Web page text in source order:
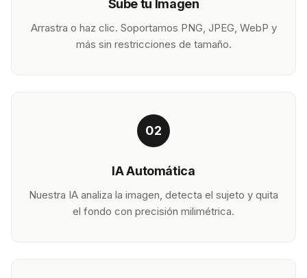
Sube tu Imagen
Arrastra o haz clic. Soportamos PNG, JPEG, WebP y
más sin restricciones de tamaño.
02
IA Automática
Nuestra IA analiza la imagen, detecta el sujeto y quita
el fondo con precisión milimétrica.